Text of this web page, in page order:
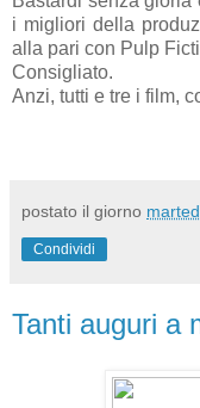
i migliori della
alla pari con Pulp
Consigliato.
Anzi, tutti e tre i film,
postato il giorno
Condividi
Tanti auguri a